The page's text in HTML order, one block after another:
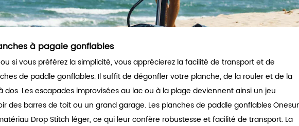
à pagaie gonflables
si vous préférez la simplicité, vous apprécierez la facilité de transport et de
de paddle gonflables. Il suffit de dégonfler votre planche, de la rouler et de la
dos. Les escapades improvisées au lac ou à la plage deviennent ainsi un jeu
des barres de toit ou un grand garage. Les planches de paddle gonflables
Drop Stitch léger, ce qui leur confère robustesse et facilité de transport. La